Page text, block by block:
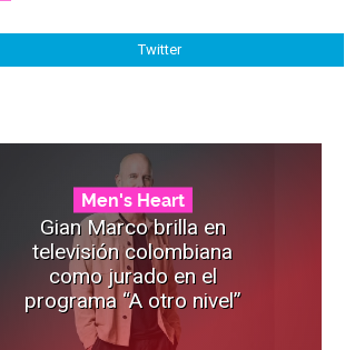
Twitter
Men's Heart
Gian Marco brilla en
televisión colombiana
como jurado en el
programa “A otro nivel”